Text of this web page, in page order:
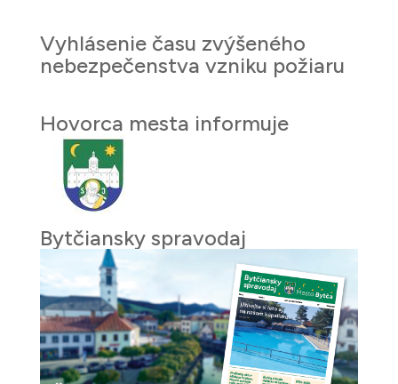
Vyhlásenie času zvýšeného
nebezpečenstva vzniku požiaru
Hovorca mesta informuje
Bytčiansky spravodaj